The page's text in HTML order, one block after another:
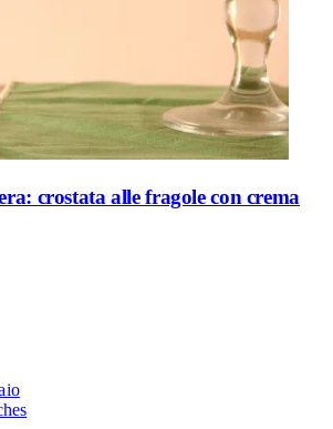
crostata alle fragole con crema